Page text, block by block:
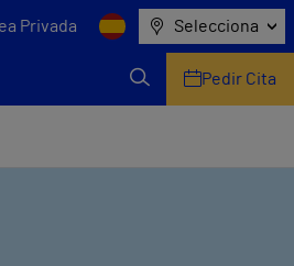
Privada Selecciona
Pedir Cita